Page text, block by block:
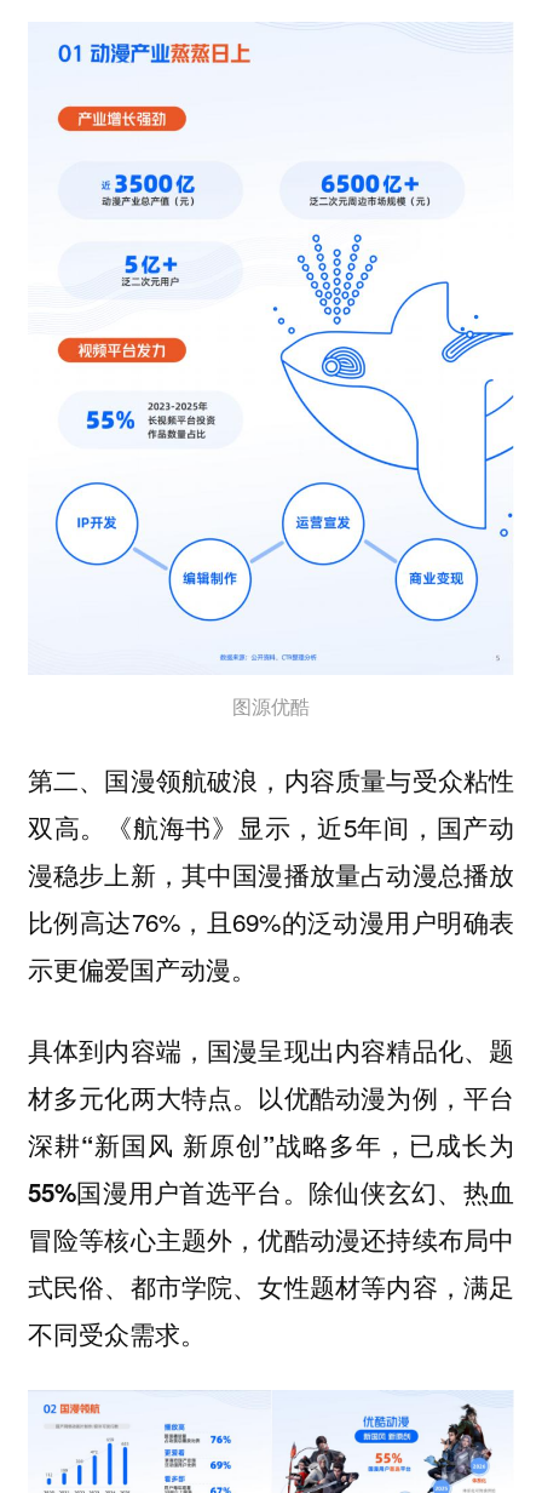
图源优酷
第二、国漫领航破浪，内容质量与受众粘性
双高。
《航海书》显示，近5年间，国产动
漫稳步上新，其中国漫播放量占动漫总播放
比例高达76%，且69%的泛动漫用户明确表
示更偏爱国产动漫。
具体到内容端，国漫呈现出内容精品化、题
材多元化两大特点。以优酷动漫为例，平台
深耕“新国风 新原创”战略多年，已成长为
55%国漫用户首选平台。除仙侠玄幻、热血
冒险等核心主题外，优酷动漫还持续布局中
式民俗、都市学院、女性题材等内容，满足
不同受众需求。